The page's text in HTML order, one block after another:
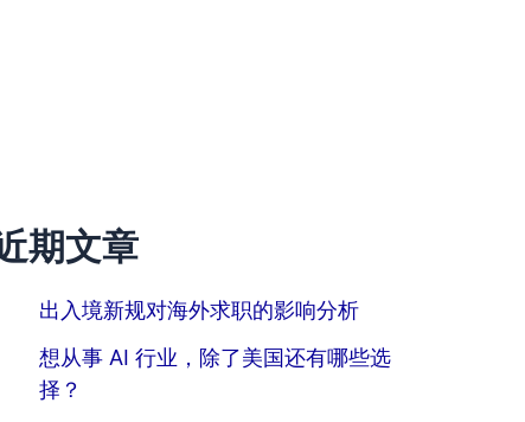
期文章
出入境新规对海外求职的影响分析
想从事 AI 行业，除了美国还有哪些选
择？